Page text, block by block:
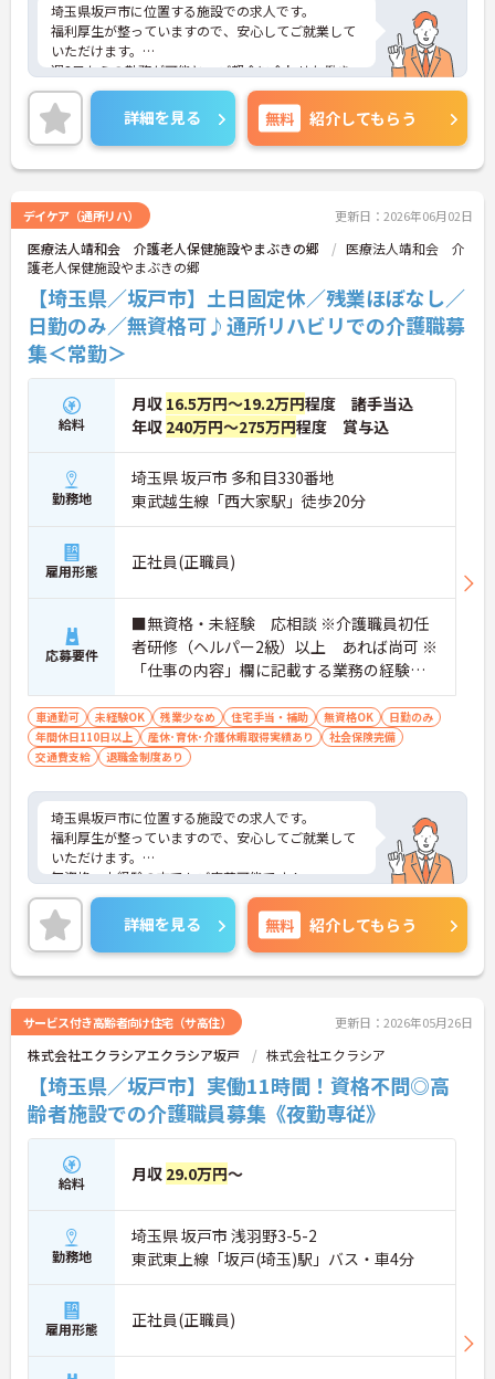
埼玉県坂戸市に位置する施設での求人です。
福利厚生が整っていますので、安心してご就業して
いただけます。
週3日からの勤務が可能と、ご都合に合わせた働き
方が出来ます！
また、日勤帯のみで土日固定休！残業もほぼなしと
プライベートとの予定が立てやすいです。
ご興味のある方には、面接対策ポイントなど、さら
に詳細をお話しいたしますので、お気軽にご相談く
詳細を見る 無料 紹介してもらう
デイケア（通所リハ） 更新日：2026年06月02日
医療法人靖和会 介護老人保健施設やまぶきの郷
医療法人靖和会 介
護老人保健施設やまぶきの郷
【埼玉県／坂戸市】土日固定休／残業ほぼなし／
日勤のみ／無資格可♪通所リハビリでの介護職募
集＜常勤＞
給料
月収 16.5万円～19.2万円程度 諸手当込
年収 240万円～275万円程度 賞与込
勤務地
埼玉県 坂戸市 多和目330番地
東武越生線「西大家駅」徒歩20分
雇用形態 正社員(正職員)
応募要件
■無資格・未経験 応相談 ※介護職員初任
者研修（ヘルパー2級）以上 あれば尚可 ※
「仕事の内容」欄に記載する業務の経験
あれば尚可
車通勤可 未経験OK 残業少なめ 住宅手当・補助 無資格OK
日勤のみ
年間休日110日以上
産休･育休･介護休暇取得実績あり
社会保険完備
交通費支給
退職金制度あり
埼玉県坂戸市に位置する施設での求人です。
福利厚生が整っていますので、安心してご就業して
いただけます。
無資格・未経験の方でもご応募可能です！
また、日勤帯のみで土日固定休！残業もほぼなしと
プライベートとの予定が立てやすいです。
ご興味のある方には、面接対策ポイントなど、さら
に詳細をお話しいたしますので、お気軽にご相談く
ださい。
詳細を見る 無料 紹介してもらう
サービス付き高齢者向け住宅（サ高住） 更新日：2026年05月26日
株式会社エクラシアエクラシア坂戸 株式会社エクラシア
【埼玉県／坂戸市】実働11時間！資格不問◎高
齢者施設での介護職員募集《夜勤専従》
給料 月収 29.0万円～
勤務地
埼玉県 坂戸市 浅羽野3-5-2
東武東上線「坂戸(埼玉)駅」バス・車4分
雇用形態 正社員(正職員)